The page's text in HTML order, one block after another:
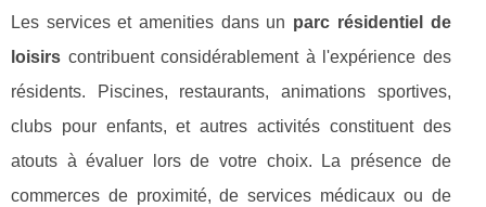
Les services et amenities dans un parc résidentiel de
loisirs contribuent considérablement à l'expérience des
résidents. Piscines, restaurants, animations sportives,
clubs pour enfants, et autres activités constituent des
atouts à évaluer lors de votre choix. La présence de
commerces de proximité, de services médicaux ou de